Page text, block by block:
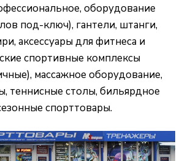
оборудование
под-ключ), гантели, штанги,
аксессуары для фитнеса и
спортивные комплексы
массажное оборудование,
теннисные столы, бильярдное
спорттовары.